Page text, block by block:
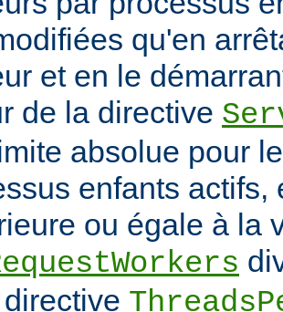
qu'en
et en le
de la directive
absolue pour
enfants actifs,
ou égale à la